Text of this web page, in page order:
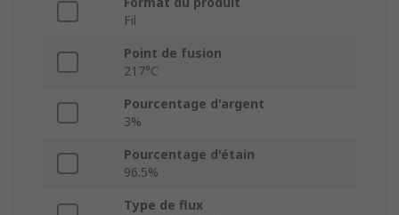
Fil
Point de fusion
217°C
Pourcentage d'argent
3%
Pourcentage d'étain
96.5%
Type de flux